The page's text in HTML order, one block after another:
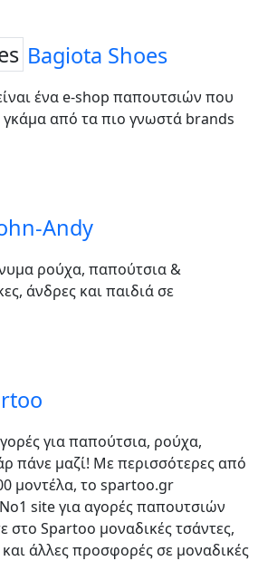
Bagiota Shoes
ένα e-shop παπουτσιών που
γκάμα από τα πιο γνωστά brands
Andy
ρούχα, παπούτσια &
άνδρες και παιδιά σε
για παπούτσια, ρούχα,
πάνε μαζί! Με περισσότερες από
μοντέλα, το spartoo.gr
site για αγορές παπουτσιών
στο Spartoo μοναδικές τσάντες,
άλλες προσφορές σε μοναδικές